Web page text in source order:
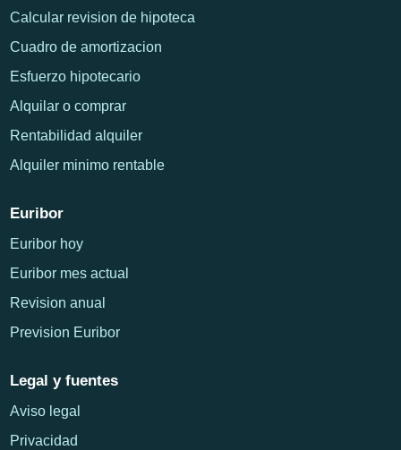
Calcular revision de hipoteca
Cuadro de amortizacion
Esfuerzo hipotecario
Alquilar o comprar
Rentabilidad alquiler
Alquiler minimo rentable
Euribor
Euribor hoy
Euribor mes actual
Revision anual
Prevision Euribor
Legal y fuentes
Aviso legal
Privacidad